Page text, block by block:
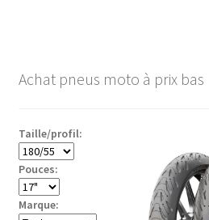
Achat pneus moto à prix bas
Taille/profil:
Pouces:
Marque: